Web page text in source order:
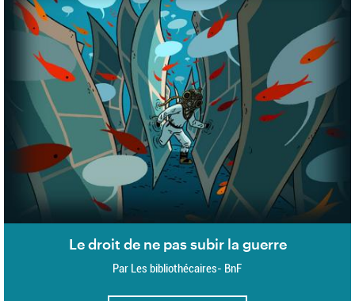
Le droit de ne pas subir la guerre
Par Les bibliothécaires- BnF